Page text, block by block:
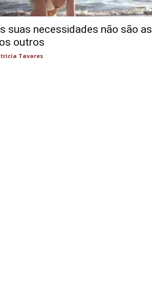
suas necessidades não são as
outros
Tavares